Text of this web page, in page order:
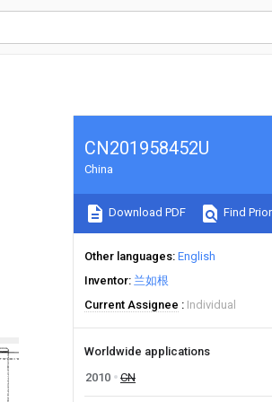
CN201958452U
China
Download PDF Find
Other languages English
Inventor 兰如根
Current Assignee
Individual
Worldwide applications
2010
CN